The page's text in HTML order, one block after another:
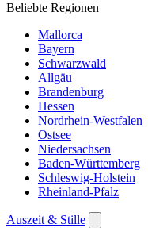
Beliebte Regionen
Mallorca
Bayern
Schwarzwald
Allgäu
Brandenburg
Hessen
Nordrhein-Westfalen
Ostsee
Niedersachsen
Baden-Württemberg
Schleswig-Holstein
Rheinland-Pfalz
Auszeit & Stille